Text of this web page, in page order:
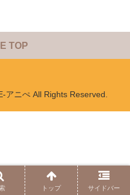
TOP
ニぺ All Rights Reserved.
トップ サイドバー